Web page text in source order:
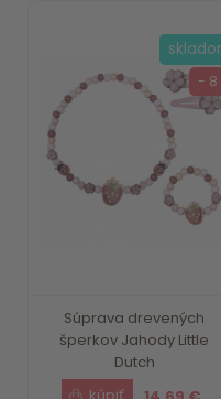
Súprava drevených
šperkov Jahody Little
Dutch
- 8